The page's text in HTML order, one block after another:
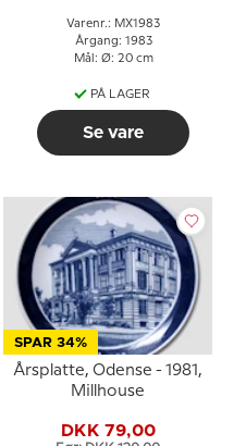
Varenr.: MX1983
Årgang: 1983
Mål: Ø: 20 cm
PÅ LAGER
Se vare
SPAR 34%
Årsplatte, Odense - 1981,
Millhouse
DKK 79,00